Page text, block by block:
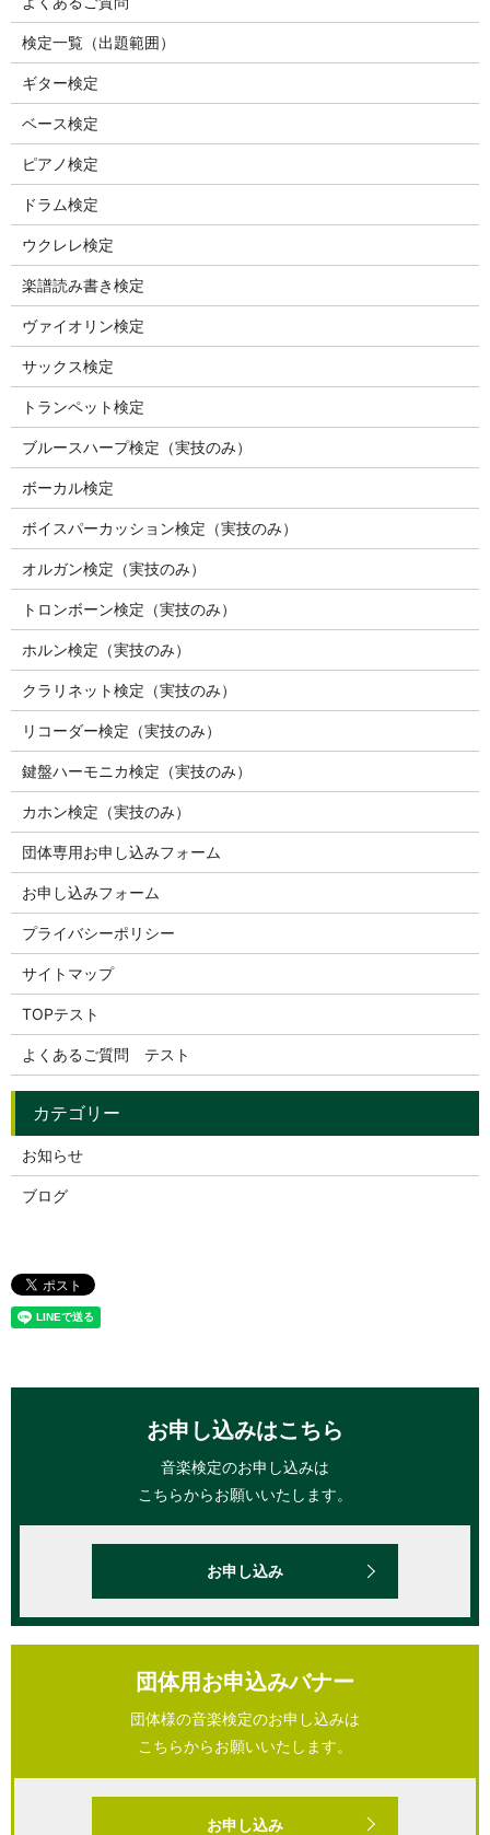
検定一覧（出題範囲）
ギター検定
ベース検定
ピアノ検定
ドラム検定
ウクレレ検定
楽譜読み書き検定
ヴァイオリン検定
サックス検定
トランペット検定
ブルースハープ検定（実技のみ）
ボーカル検定
ボイスパーカッション検定（実技のみ）
オルガン検定（実技のみ）
トロンボーン検定（実技のみ）
ホルン検定（実技のみ）
クラリネット検定（実技のみ）
リコーダー検定（実技のみ）
鍵盤ハーモニカ検定（実技のみ）
カホン検定（実技のみ）
団体専用お申し込みフォーム
お申し込みフォーム
プライバシーポリシー
サイトマップ
TOPテスト
よくあるご質問 テスト
お知らせ
ブログ
お申し込みはこちら
音楽検定のお申し込みは
こちらからお願いいたします。
お申し込み
団体用お申込みバナー
団体様の音楽検定のお申し込みは
こちらからお願いいたします。
お申し込み